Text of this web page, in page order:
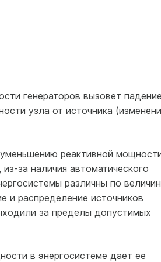
генераторов вызовет
узла от источника
реактивной
за наличия автоматического
различны по
и распределение источников
за пределы допустимых
в энергосистеме дает ее